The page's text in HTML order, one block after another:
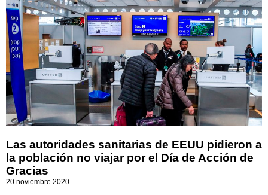
Las autoridades sanitarias de EEUU pidieron a
la población no viajar por el Día de Acción de
Gracias
20 noviembre 2020